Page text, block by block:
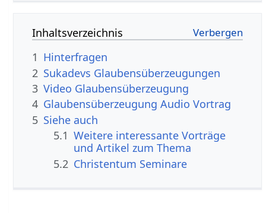
Inhaltsverzeichnis
1 Hinterfragen
2 Sukadevs Glaubensüberzeugungen
3 Video Glaubensüberzeugung
4 Glaubensüberzeugung Audio Vortrag
5 Siehe auch
5.1 Weitere interessante Vorträge
und Artikel zum Thema
5.2 Christentum Seminare